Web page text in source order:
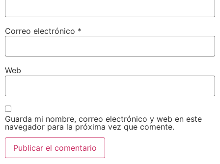
Correo electrónico *
Web
Guarda mi nombre, correo electrónico y web en este
navegador para la próxima vez que comente.